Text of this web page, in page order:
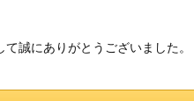
誠にありがとうございました。